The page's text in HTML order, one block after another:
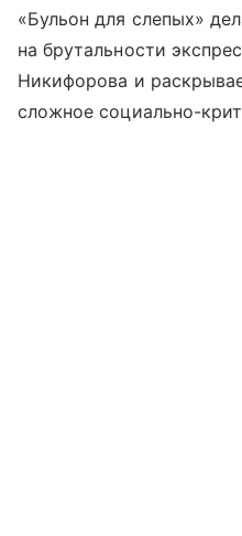
«Бульон для слепых»
на брутальности
Никифорова и
сложное социально-